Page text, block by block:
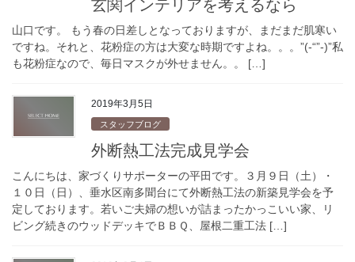
玄関インテリアを考えるなら
山口です。 もう春の日差しとなっておりますが、まだまだ肌寒い
ですね。それと、花粉症の方は大変な時期ですよね。。。”(-“”-)”私
も花粉症なので、毎日マスクが外せません。。 […]
2019年3月5日
スタッフブログ
外断熱工法完成見学会
こんにちは、家づくりサポーターの平田です。３月９日（土）・
１０日（日）、垂水区南多聞台にて外断熱工法の新築見学会を予
定しております。若いご夫婦の想いが詰まったかっこいい家、リ
ビング続きのウッドデッキでＢＢＱ、屋根二重工法 […]